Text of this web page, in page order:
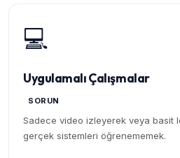
💻
Uygulamalı Çalışmalar
SORUN
Sadece video izleyerek veya basit
gerçek sistemleri öğrenememek.